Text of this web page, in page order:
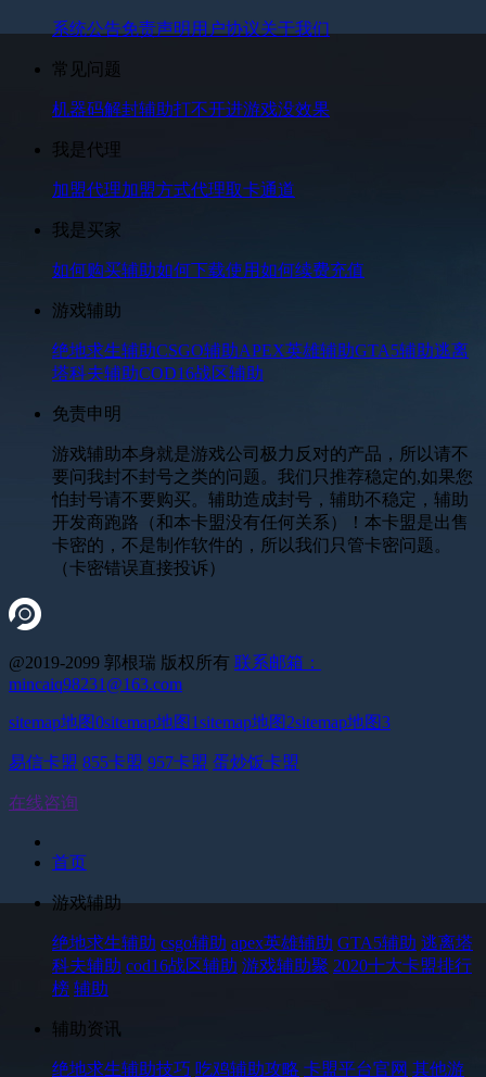
系统公告免责声明 用户协议关于我们
常见问题
机器码解封辅助打不开进游戏没效果
我是代理
加盟代理加盟方式代理取卡通道
我是买家
如何购买辅助如何下载使用如何续费充值
游戏辅助
绝地求生辅助CSGO辅助APEX英雄辅助GTA5辅助逃离
塔科夫辅助COD16战区辅助
免责申明
游戏辅助本身就是游戏公司极力反对的产品，所以请不
要问我封不封号之类的问题。我们只推荐稳定的,如果您
怕封号请不要购买。辅助造成封号，辅助不稳定，辅助
开发商跑路（和本卡盟没有任何关系）！本卡盟是出售
卡密的，不是制作软件的，所以我们只管卡密问题。
（卡密错误直接投诉）
@2019-2099 郭根瑞 版权所有 联系邮箱：
mincaiq98231@163.com
sitemap地图0sitemap地图1sitemap地图2sitemap地图3
易信卡盟 855卡盟 957卡盟 蛋炒饭卡盟
在线咨询
首页
游戏辅助
绝地求生辅助 csgo辅助 apex英雄辅助 GTA5辅助 逃离塔
科夫辅助 cod16战区辅助 游戏辅助聚 2020十大卡盟排行
榜 辅助
辅助资讯
绝地求生辅助技巧 吃鸡辅助攻略 卡盟平台官网 其他游